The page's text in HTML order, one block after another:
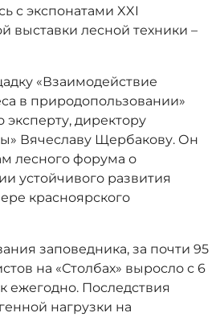
с экспонатами XXI
выставки лесной техники –
«Взаимодействие
в природопользовании»
директору
Вячеславу Щербакову. Он
лесного форума о
устойчивого развития
красноярского
заповедника, за почти 95
на «Столбах» выросло с 6
ежегодно. Последствия
нагрузки на